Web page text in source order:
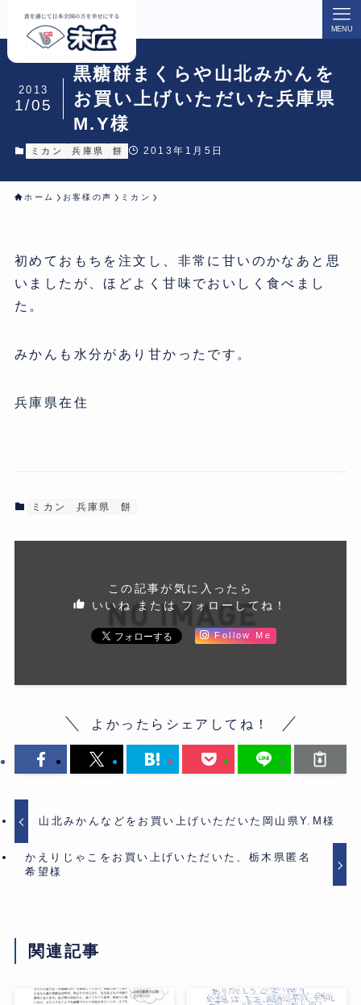
MENU
黒糖餅まくらや山北みかんを
お買い上げいただいた兵庫県
M.Y様
2013
1/05
ミカン 兵庫県 餅 2013年1月5日
ホーム お客様の声 ミカン
初めておもちを注文し、非常に甘いのかなあと思
いましたが、ほどよく甘味でおいしく食べまし
た。
みかんも水分があり甘かったです。
兵庫県在住
ミカン 兵庫県 餅
この記事が気に入ったら
いいね または フォローしてね！
Follow Me
よかったらシェアしてね！
山北みかんなどをお買い上げいただいた岡山県Y.M様
かえりじゃこをお買い上げいただいた、栃木県匿名
希望様
関連記事